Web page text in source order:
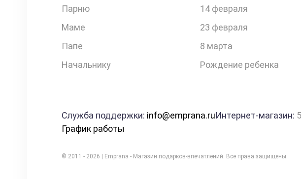
Парню
Маме
Папе
Начальнику
14 февраля
23 февраля
8 марта
Рождение ребенка
Служба поддержки: info@emprana.ru
График работы
Интернет-магазин:
© 2011 - 2026 | Emprana - Магазин подарков-впечатлений. Все права защищены.